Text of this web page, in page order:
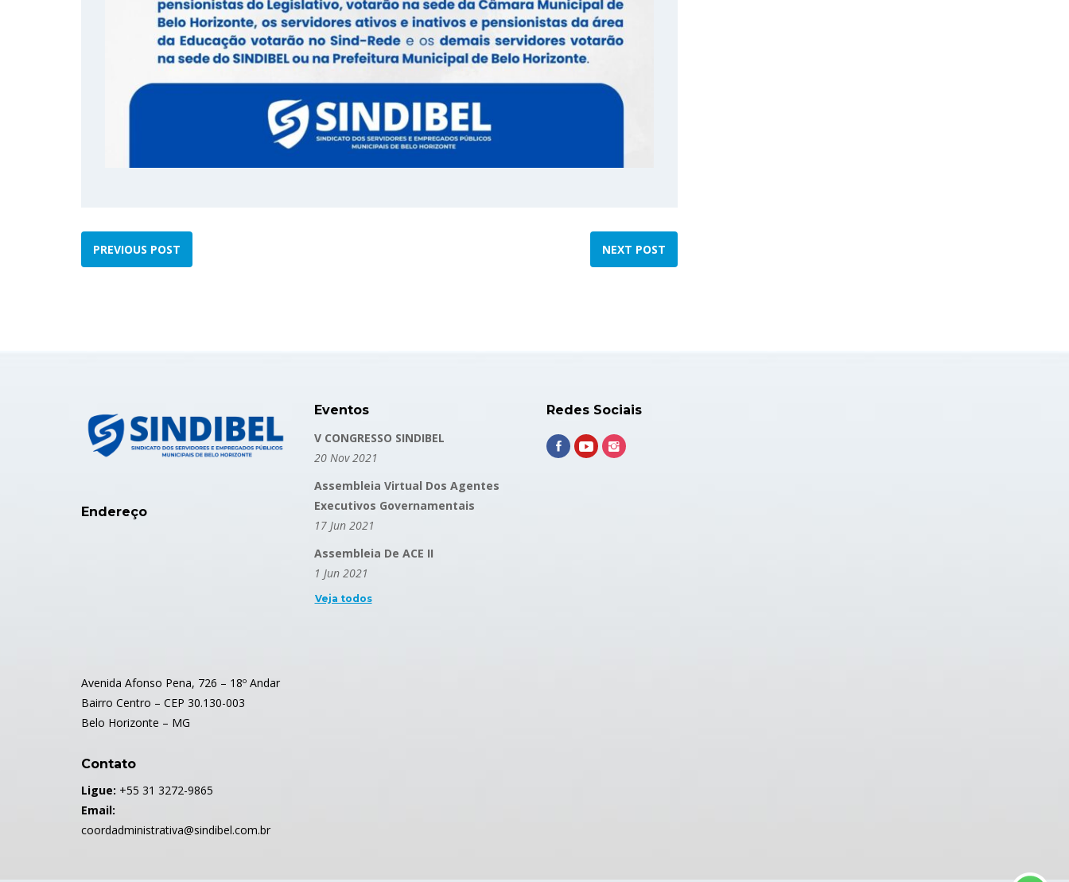
PREVIOUS POST NEXT POST
Endereço
Avenida Afonso Pena, 726 – 18º Andar
Bairro Centro – CEP 30.130-003
Belo Horizonte – MG
Contato
Ligue: +55 31 3272-9865
Email:
coordadministrativa@sindibel.com.br
Eventos
V CONGRESSO SINDIBEL
20 Nov 2021
Assembleia Virtual Dos Agentes
Executivos Governamentais
17 Jun 2021
Assembleia De ACE II
1 Jun 2021
Veja todos
Redes Sociais